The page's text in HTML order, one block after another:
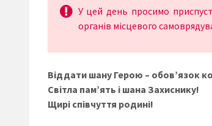
У цей день просимо
органів місцевого
Віддати шану Герою – обов’язок
Світла памʼять і шана Захиснику!
Щирі співчуття родині!